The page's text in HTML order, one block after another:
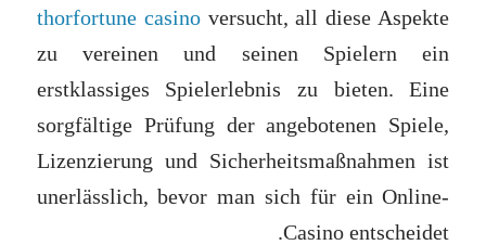
thorfortune casinoversucht, all diese Aspekte
zu vereinen und seinen Spielern ein
erstklassiges Spielerlebnis zu bieten. Eine
sorgfältige Prüfung der angebotenen Spiele,
Lizenzierung und Sicherheitsmaßnahmen ist
unerlässlich, bevor man sich für ein Online-
Casino entscheidet.